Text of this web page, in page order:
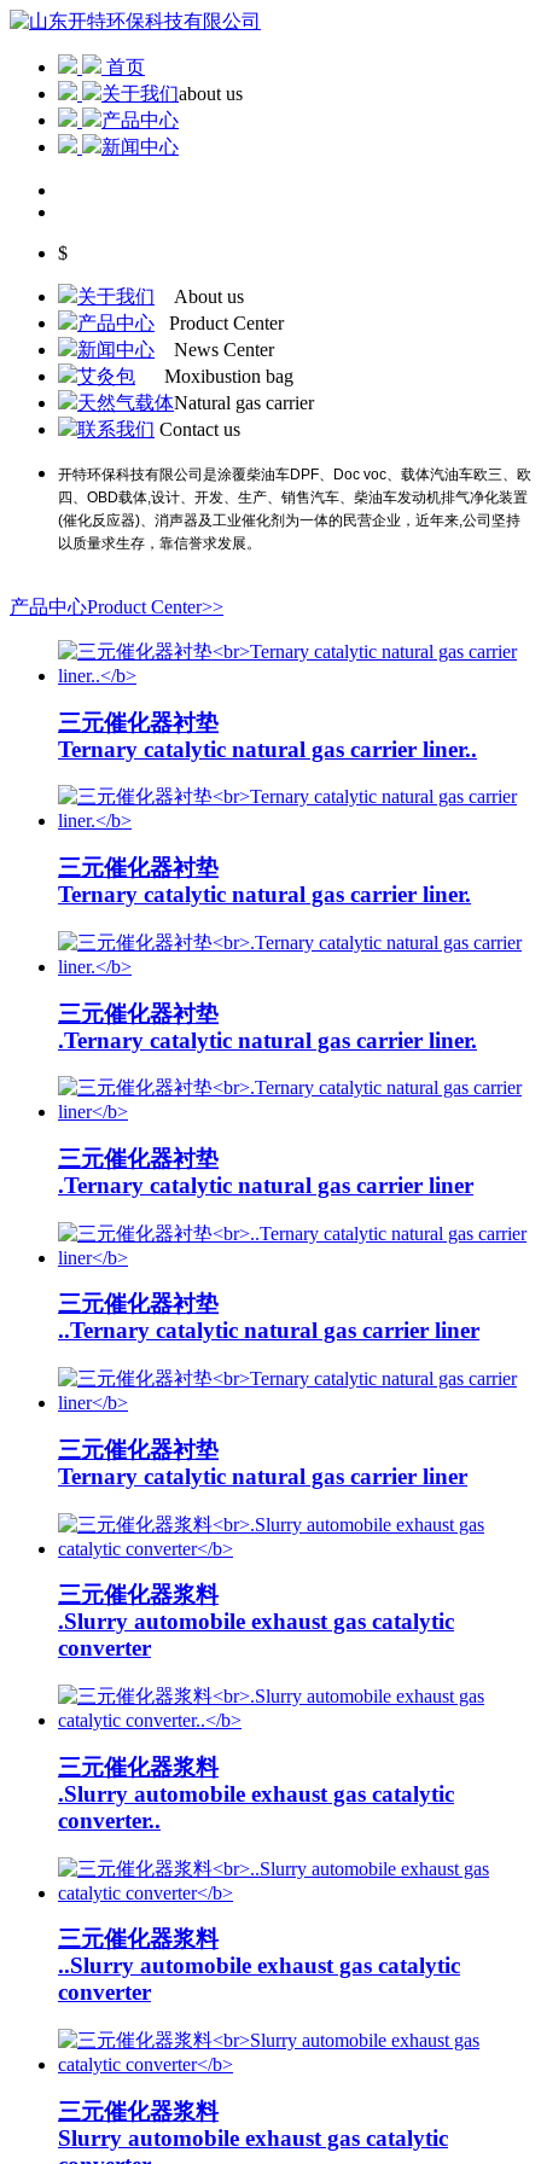
首页
关于我们about us
产品中心
新闻中心
$
关于我们 About us
产品中心 Product Center
新闻中心 News Center
艾灸包 Moxibustion bag
天然气载体Natural gas carrier
联系我们 Contact us
开特环保科技有限公司是涂覆柴油车DPF、Doc voc、载体汽油车欧三、欧
四、OBD载体,设计、开发、生产、销售汽车、柴油车发动机排气净化装置
(催化反应器)、消声器及工业催化剂为一体的民营企业，近年来,公司坚持
以质量求生存，靠信誉求发展。
产品中心Product Center>>
三元催化器衬垫
Ternary catalytic natural gas carrier liner..
三元催化器衬垫
Ternary catalytic natural gas carrier liner.
三元催化器衬垫
.Ternary catalytic natural gas carrier liner.
三元催化器衬垫
.Ternary catalytic natural gas carrier liner
三元催化器衬垫
..Ternary catalytic natural gas carrier liner
三元催化器衬垫
Ternary catalytic natural gas carrier liner
三元催化器浆料
.Slurry automobile exhaust gas catalytic
converter
三元催化器浆料
.Slurry automobile exhaust gas catalytic
converter..
三元催化器浆料
..Slurry automobile exhaust gas catalytic
converter
三元催化器浆料
Slurry automobile exhaust gas catalytic